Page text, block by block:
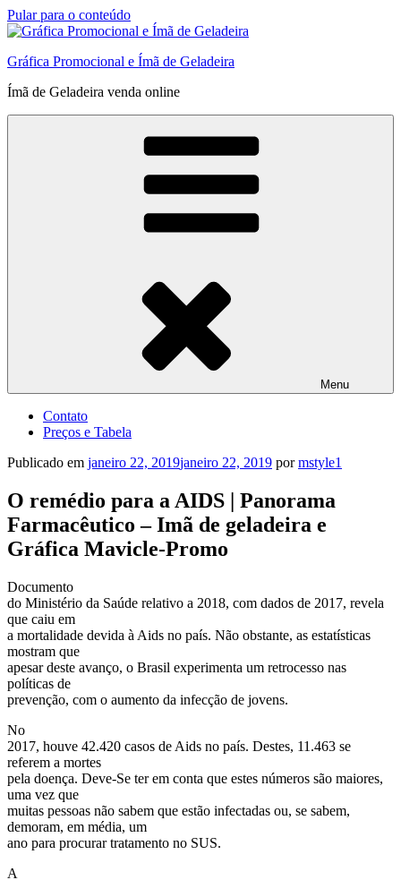
Pular para o conteúdo
Gráfica Promocional e Ímã de Geladeira
Ímã de Geladeira venda online
Menu
Contato
Preços e Tabela
Publicado em janeiro 22, 2019janeiro 22, 2019 pormstyle1
O remédio para a AIDS | Panorama
Farmacêutico – Imã de geladeira e
Gráfica Mavicle-Promo
Documento
do Ministério da Saúde relativo a 2018, com dados de 2017, revela
que caiu em
a mortalidade devida à Aids no país. Não obstante, as estatísticas
mostram que
apesar deste avanço, o Brasil experimenta um retrocesso nas
políticas de
prevenção, com o aumento da infecção de jovens.
No
2017, houve 42.420 casos de Aids no país. Destes, 11.463 se
referem a mortes
pela doença. Deve-Se ter em conta que estes números são maiores,
uma vez que
muitas pessoas não sabem que estão infectadas ou, se sabem,
demoram, em média, um
ano para procurar tratamento no SUS.
A